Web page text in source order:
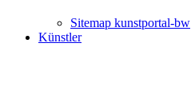
Sitemap kunstportal-bw
Künstler